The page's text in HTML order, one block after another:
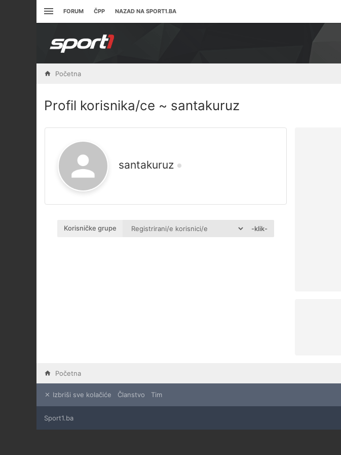
FORUM ČPP NAZAD NA SPORT1.BA
Početna
Profil korisnika/ce ~ santakuruz
santakuruz
Korisničke grupe -klik-
Početna
Izbriši sve kolačiće Članstvo Tim
Sport1.ba